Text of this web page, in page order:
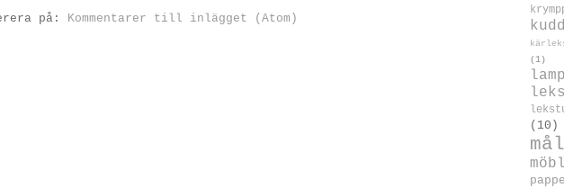
på: Kommentarer till inlägget (Atom)
(1)
(10)